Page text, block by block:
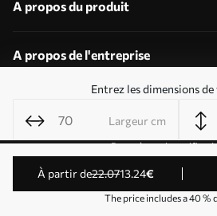
Entrez les dimensions
Largeur cm
à partir de22.0713.24€
The price includes a 40 %
A propos du produit
A propos de l'entreprise
Modifier les autorisations
Paramètres de
© 2011-2026 Uwalls . Tous droits
KLW Sp. z o.o. Numéro de